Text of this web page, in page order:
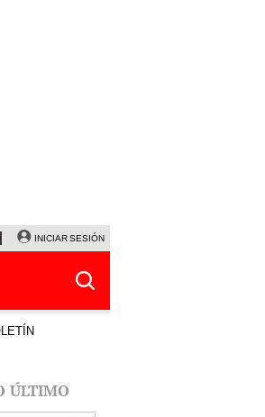
SINUANO RESULTADOS HOY
INICIAR SESIÓN
ÚLTIMO